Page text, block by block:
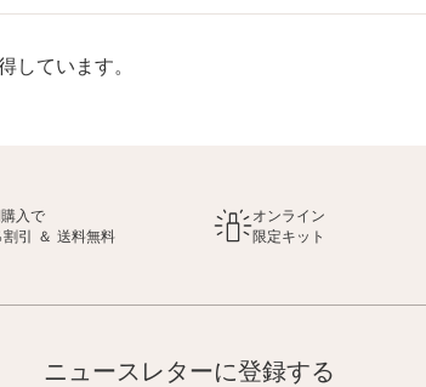
しています。
入で
割引 ＆ 送料無料
オンライン
限定キット
ニュースレターに登録する